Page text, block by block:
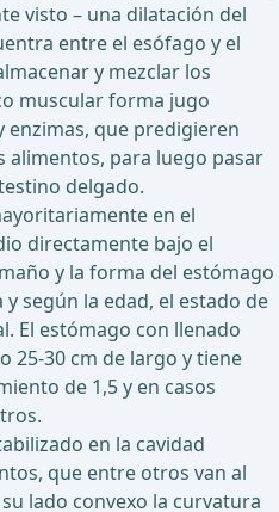
visto – una dilatación del
entre el esófago y el
y mezclar los
muscular forma jugo
enzimas, que predigieren
alimentos, para luego pasar
delgado.
en el
directamente bajo el
y la forma del estómago
según la edad, el estado de
El estómago con llenado
25-30 cm de largo y tiene
de 1,5 y en casos
en la cavidad
que entre otros van al
lado convexo la curvatura